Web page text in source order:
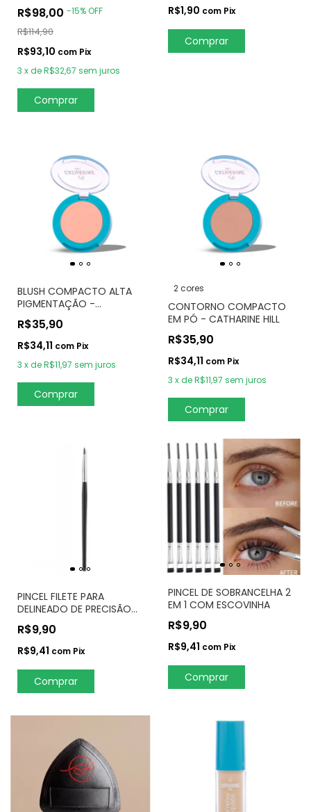
R$98,00 -15%OFF
R$114,90
R$93,10 com Pix
3 xdeR$32,67 sem juros
R$1,90 com Pix
BLUSH COMPACTO ALTA
PIGMENTAÇÃO -
CATHARINE HILL
R$35,90
R$34,11 com Pix
3 xdeR$11,97 sem juros
Comprar
2 cores
CONTORNO COMPACTO
EM PÓ - CATHARINE HILL
R$35,90
R$34,11 com Pix
3 xdeR$11,97 sem juros
Comprar
PINCEL FILETE PARA
DELINEADO DE PRECISÃO
MAQUIAGEM
R$9,90
R$9,41 com Pix
PINCEL DE SOBRANCELHA 2
EM 1 COM ESCOVINHA
R$9,90
R$9,41 com Pix